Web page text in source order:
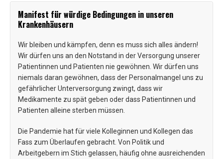
Manifest für würdige Bedingungen in unseren
Krankenhäusern
Wir bleiben und kämpfen, denn es muss sich alles ändern!
Wir dürfen uns an den Notstand in der Versorgung unserer
Patientinnen und Patienten nie gewöhnen. Wir dürfen uns
niemals daran gewöhnen, dass der Personalmangel uns zu
gefährlicher Unterversorgung zwingt, dass wir
Medikamente zu spät geben oder dass Patientinnen und
Patienten alleine sterben müssen.
Die Pandemie hat für viele Kolleginnen und Kollegen das
Fass zum Überlaufen gebracht. Von Politik und
Arbeitgebern im Stich gelassen, häufig ohne ausreichenden